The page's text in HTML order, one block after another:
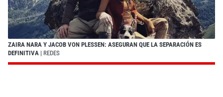
ZAIRA NARA Y JACOB VON PLESSEN: ASEGURAN QUE LA SEPARACIÓN ES
DEFINITIVA | REDES